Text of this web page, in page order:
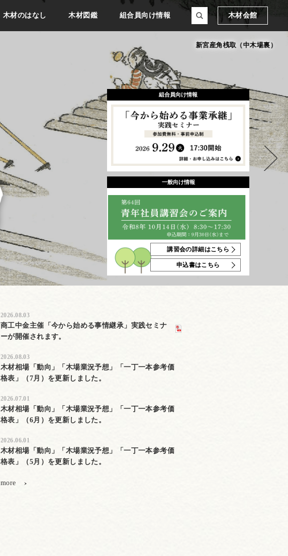
木材のはなし 木材図鑑 組合員向け情報 木材会館
新宮産角桟取（中木場裏）
組合員向け情報
一般向け情報
講習会の詳細はこちら
申込書はこちら
2026.08.03
商工中金主催「今から始める事情継承」実践セミナ
ーが開催されます。
2026.08.03
木材相場「動向」「木場業況予想」「一丁一本参考価
格表」（7月）を更新しました。
2026.07.01
木材相場「動向」「木場業況予想」「一丁一本参考価
格表」（6月）を更新しました。
2026.06.01
木材相場「動向」「木場業況予想」「一丁一本参考価
格表」（5月）を更新しました。
more